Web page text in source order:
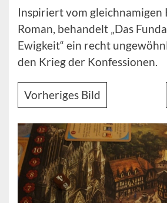
Inspiriert vom gleichnamigen
Roman, behandelt „Das
Ewigkeit“ ein recht
den Krieg der Konfessionen.
Vorheriges Bild